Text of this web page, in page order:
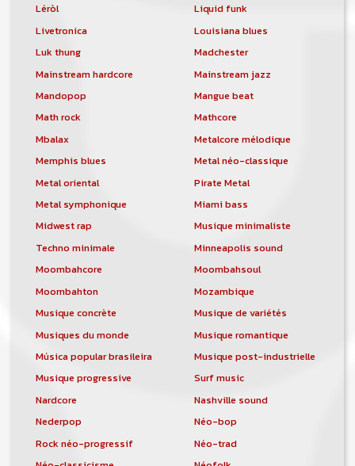
Léròl
Liquid funk
Livetronica
Louisiana blues
Luk thung
Madchester
Mainstream hardcore
Mainstream jazz
Mandopop
Mangue beat
Math rock
Mathcore
Mbalax
Metalcore mélodique
Memphis blues
Metal néo-classique
Metal oriental
Pirate Metal
Metal symphonique
Miami bass
Midwest rap
Musique minimaliste
Techno minimale
Minneapolis sound
Moombahcore
Moombahsoul
Moombahton
Mozambique
Musique concrète
Musique de variétés
Musiques du monde
Musique romantique
Música popular brasileira
Musique post-industrielle
Musique progressive
Surf music
Nardcore
Nashville sound
Nederpop
Néo-bop
Rock néo-progressif
Néo-trad
comptabilité sera totalement publique
visible directement sur le site.
Un nouveau service de petites annonces
pour musicien vous est proposé sur le
site. Ce service permet, lorsque vous
êtes musiciens ou un groupe, un
orchestre, DJ, etc... de chercher un/des